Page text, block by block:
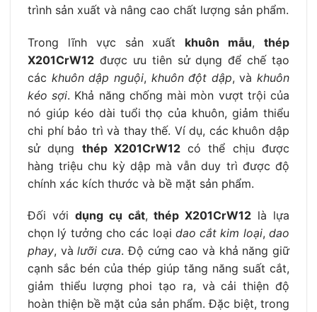
trình sản xuất và nâng cao chất lượng sản phẩm.
Trong lĩnh vực sản xuất khuôn mẫu,thép
X201CrW12 được ưu tiên sử dụng để chế tạo
các khuôn dập nguội, khuôn đột dập, và khuôn
kéo sợi. Khả năng chống mài mòn vượt trội của
nó giúp kéo dài tuổi thọ của khuôn, giảm thiểu
chi phí bảo trì và thay thế. Ví dụ, các khuôn dập
sử dụng thép X201CrW12có thể chịu được
hàng triệu chu kỳ dập mà vẫn duy trì được độ
chính xác kích thước và bề mặt sản phẩm.
Đối với dụng cụ cắt,thép X201CrW12 là lựa
chọn lý tưởng cho các loại dao cắt kim loại,dao
phay, vàlưỡi cưa. Độ cứng cao và khả năng giữ
cạnh sắc bén của thép giúp tăng năng suất cắt,
giảm thiểu lượng phoi tạo ra, và cải thiện độ
hoàn thiện bề mặt của sản phẩm. Đặc biệt, trong